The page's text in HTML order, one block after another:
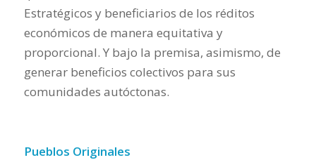
Estratégicos y beneficiarios de los réditos
económicos de manera equitativa y
proporcional. Y bajo la premisa, asimismo, de
generar beneficios colectivos para sus
comunidades autóctonas.
Pueblos Originales